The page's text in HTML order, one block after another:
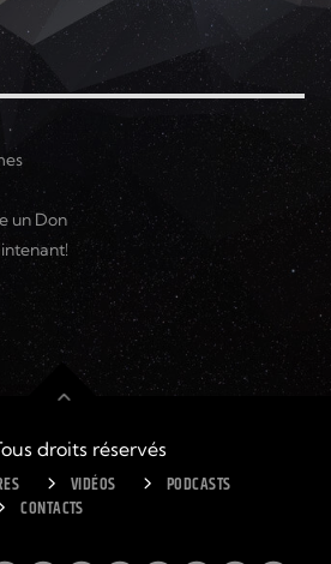
un Don
droits réservés
VIDÉOS
PODCASTS
CONTACTS